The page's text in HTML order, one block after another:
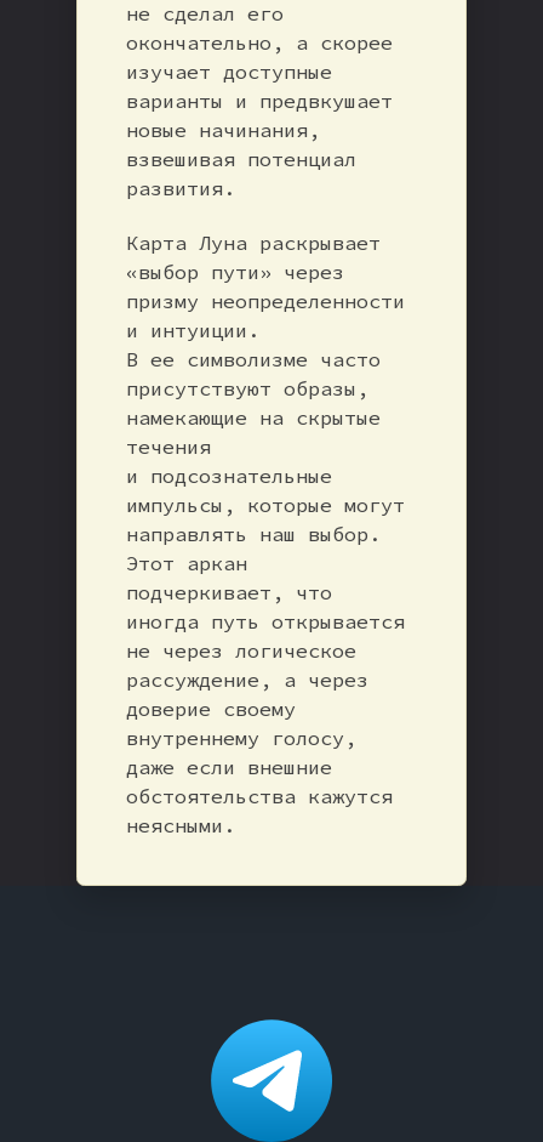
не сделал его
окончательно, а скорее
изучает доступные
варианты и предвкушает
новые начинания,
взвешивая потенциал
развития.
Карта Луна раскрывает
«выбор пути» через
призму неопределенности
и интуиции.
В ее символизме часто
присутствуют образы,
намекающие на скрытые
течения
и подсознательные
импульсы, которые могут
направлять наш выбор.
Этот аркан
подчеркивает, что
иногда путь открывается
не через логическое
рассуждение, а через
доверие своему
внутреннему голосу,
даже если внешние
обстоятельства кажутся
неясными.